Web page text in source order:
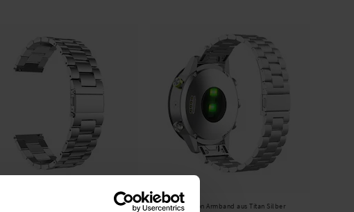
Amazfit Falcon Armband aus Titan Silber